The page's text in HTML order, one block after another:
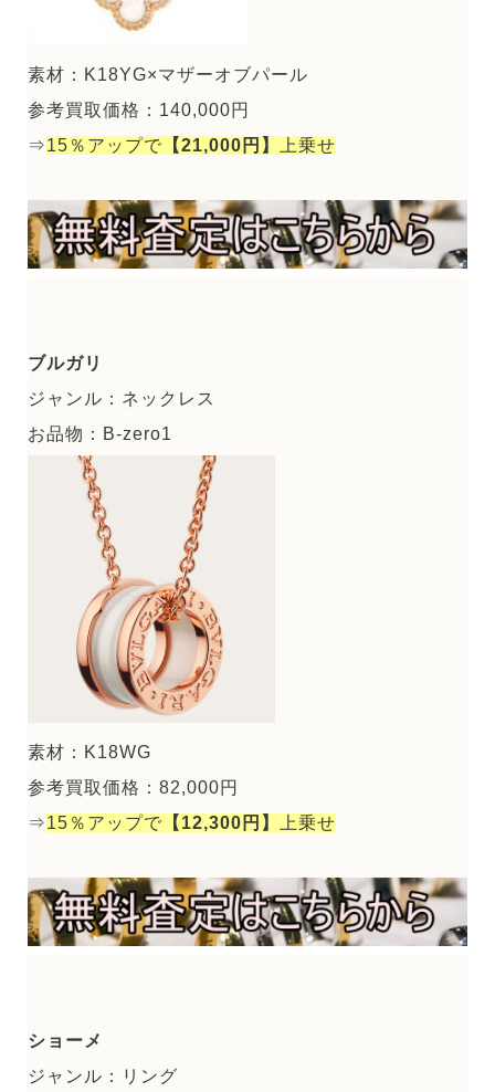
素材：K18YG×マザーオブパール
参考買取価格：140,000円
⇒15％アップで 【21,000円】 上乗せ
ブルガリ
ジャンル：ネックレス
お品物：B-zero1
素材：K18WG
参考買取価格：82,000円
⇒15％アップで 【12,300円】 上乗せ
ショーメ
ジャンル：リング